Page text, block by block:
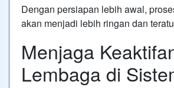
Dengan persiapan lebih awal,
akan menjadi lebih ringan dan
Menjaga
Lembaga di